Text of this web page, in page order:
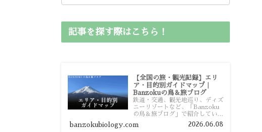
記事を探す際はこちら！
【全国の旅・観光記録】エリ
ア・目的別ガイドマップ｜
Banzokuの鳥＆旅ブログ
鉄道・交通、観光地巡り、ディズ
ニーリゾートなど、「Banzoku
の鳥＆旅ブログ」で紹介している
全国の旅行・観光記録をエリアや
目的別に整理しました。あなたが
banzokubiology.com 2026.06.08